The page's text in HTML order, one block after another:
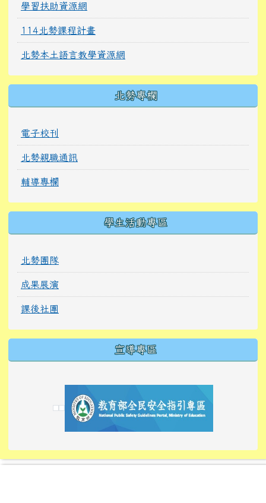
學習扶助資源網
114北勢課程計畫
北勢本土語言教學資源網
北勢專欄
電子校刊
北勢親職通訊
輔導專欄
學生活動專區
北勢團隊
成果展演
課後社團
宣導專區
link to https://
link to https://10000.gov.tw/
link to https://
link to https://10000.gov.tw/
link to https://
link to https://
link to https://i.win.org.tw/
link to https://
link to https://
link to https://
link to https://